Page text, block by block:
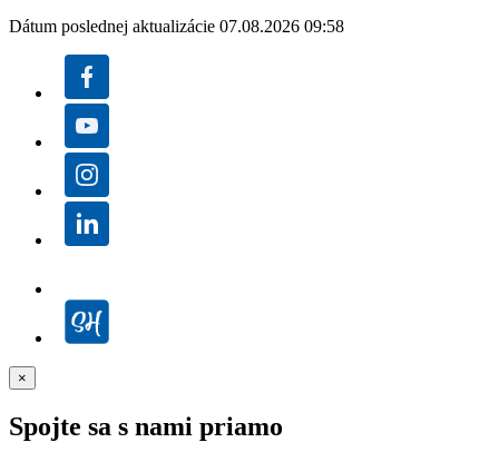
Dátum poslednej aktualizácie 07.08.2026 09:58
×
Spojte sa s nami priamo